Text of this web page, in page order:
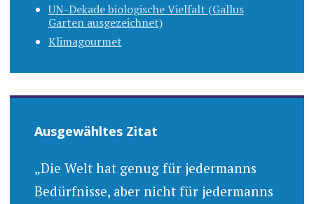
UN-Dekade biologische Vielfalt (Gallus
Garten ausgezeichnet)
Klimagourmet
Ausgewähltes Zitat
„Die Welt hat genug für jedermanns
Bedürfnisse, aber nicht für jedermanns